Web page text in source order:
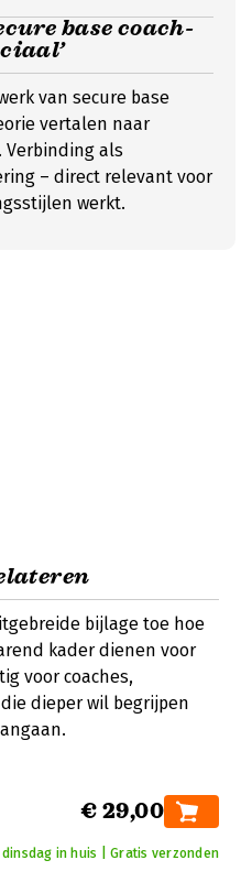
base coach-
van secure base
vertalen naar
Verbinding als
– direct relevant voor
werkt.
bijlage toe hoe
kader dienen voor
voor coaches,
dieper wil begrijpen
€ 29,00
in huis | Gratis verzonden